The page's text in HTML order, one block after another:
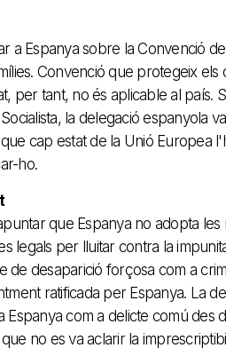
a Espanya sobre la Convenció
Convenció que protegeix els
per tant, no és aplicable al país.
la delegació espanyola
cap estat de la Unió Europea
ho.
que Espanya no adopta les
legals per lluitar contra la
desaparició forçosa com a
ratificada per Espanya. La
com a delicte comú des
no es va aclarir la